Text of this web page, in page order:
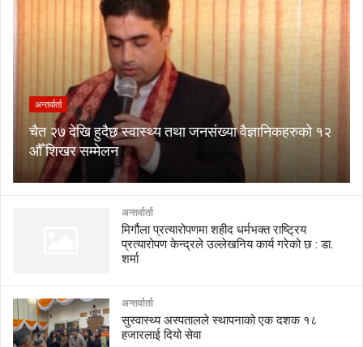
अन्तर्वार्ता
चैत २७ देखि हुदैछ स्वास्थ्य तथा जनसंख्या वैज्ञानिकहरुको १२
औँ शिखर सम्मेलन
अन्तर्वार्ता
मिर्गौला प्रत्यारोपणमा शहीद धर्मभक्त राष्ट्रिय
प्रत्यारोपण केन्द्रले उल्लेखनिय कार्य गरेको छ : डा.
शर्मा
अन्तर्वार्ता
सुस्वास्थ्य अस्पतालले स्थापनाको एक दशक १८
हजारलाई दियो सेवा